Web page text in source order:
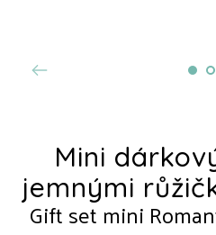
Mini
jemnými
Gift set mini